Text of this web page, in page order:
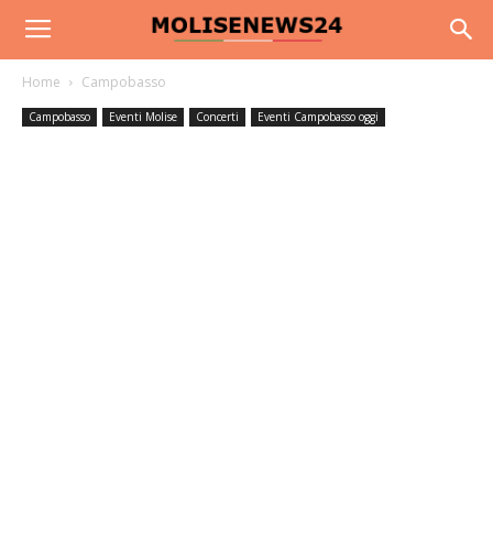
Home Campobasso
Campobasso Eventi Molise Concerti Eventi Campobasso oggi